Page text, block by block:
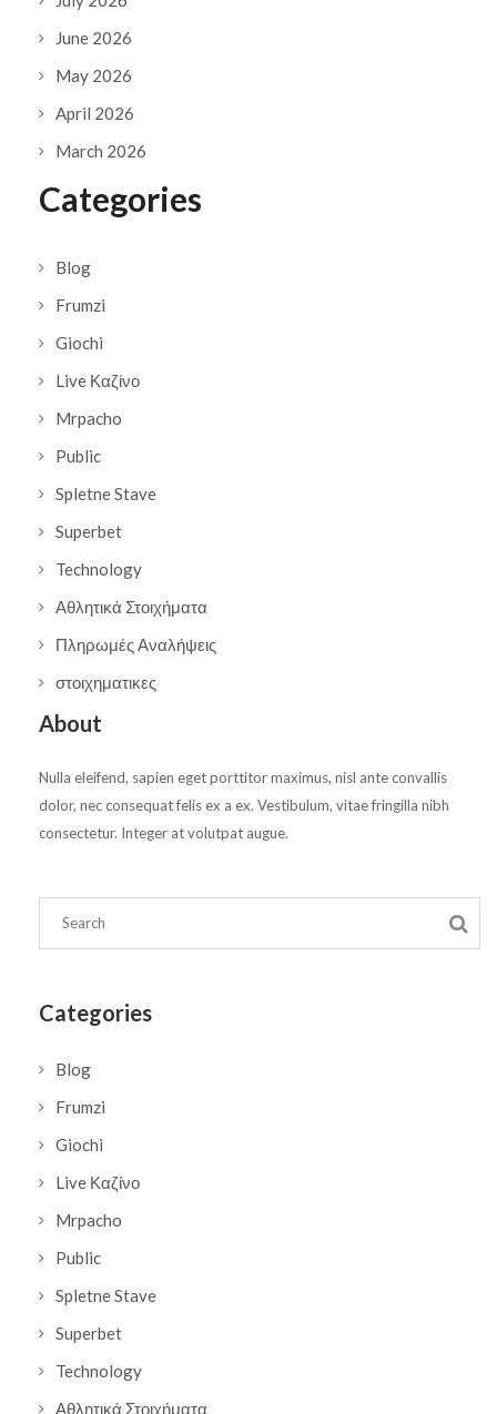
June 2026
May 2026
April 2026
March 2026
Categories
Blog
Frumzi
Giochi
Live Καζίνο
Mrpacho
Public
Spletne Stave
Superbet
Technology
Αθλητικά Στοιχήματα
Πληρωμές Αναλήψεις
στοιχηματικες
About
Nulla eleifend, sapien eget porttitor maximus, nisl ante convallis
dolor, nec consequat felis ex a ex. Vestibulum, vitae fringilla nibh
consectetur. Integer at volutpat augue.
Categories
Blog
Frumzi
Giochi
Live Καζίνο
Mrpacho
Public
Spletne Stave
Superbet
Technology
Αθλητικά Στοιχήματα